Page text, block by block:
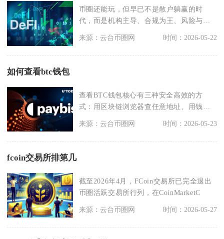
币圈还能玩，但早已不是散户躺赢的时
代，而是机构主导、合规为王、风险与机
会并存的结构性市场，
来源：云台币圈网 时间：2026-05-22
如何查看btc钱包
查看BTC钱包核心有三种安全高效的方
式：用区块链浏览器查任意地址、用钱包
来源：云台币圈网 时间：2026-05-23
fcoin交易所排第几
截至2026年4月，FCoin交易所已完全退出
币圈活跃交易所行列，在CoinMarketC
来源：云台币圈网 时间：2026-05-27